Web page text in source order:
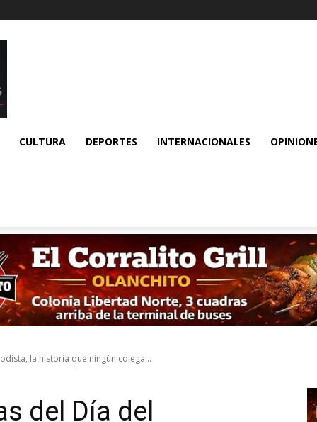
CULTURA DEPORTES INTERNACIONALES
la historia que ningún colega...
del Día del